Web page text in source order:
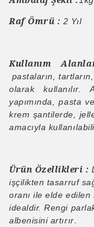
Raf Ömrü : 2 Yıl
Kullanım
pastaların,
olarak kullanılır.
yapımında, pasta
krem şantilerde,
amacıyla
Ürün Özellikleri :
işçilikten tasarruf
oranı ile elde
idealdir. Rengi
albenisini artırır